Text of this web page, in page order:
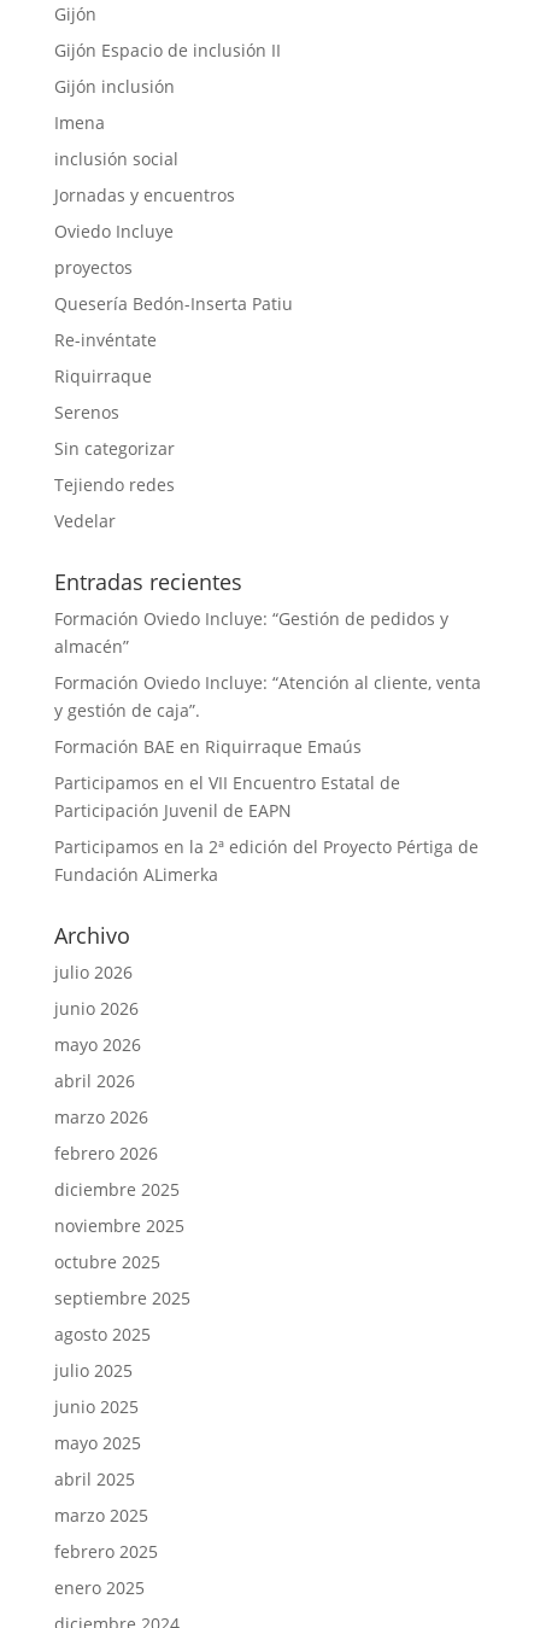
Gijón
Gijón Espacio de inclusión II
Gijón inclusión
Imena
inclusión social
Jornadas y encuentros
Oviedo Incluye
proyectos
Quesería Bedón-Inserta Patiu
Re-invéntate
Riquirraque
Serenos
Sin categorizar
Tejiendo redes
Vedelar
Entradas recientes
Formación Oviedo Incluye: “Gestión de pedidos y
almacén”
Formación Oviedo Incluye: “Atención al cliente, venta
y gestión de caja”.
Formación BAE en Riquirraque Emaús
Participamos en el VII Encuentro Estatal de
Participación Juvenil de EAPN
Participamos en la 2ª edición del Proyecto Pértiga de
Fundación ALimerka
Archivo
julio 2026
junio 2026
mayo 2026
abril 2026
marzo 2026
febrero 2026
diciembre 2025
noviembre 2025
octubre 2025
septiembre 2025
agosto 2025
julio 2025
junio 2025
mayo 2025
abril 2025
marzo 2025
febrero 2025
enero 2025